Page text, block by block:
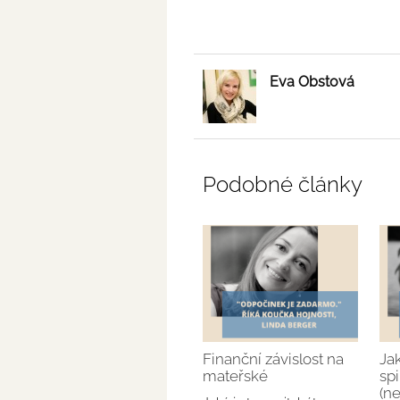
Eva Obstová
Podobné články
Finanční závislost na
mateřské